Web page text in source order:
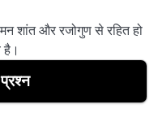
मन शांत और रजोगुण से रहित हो
है।